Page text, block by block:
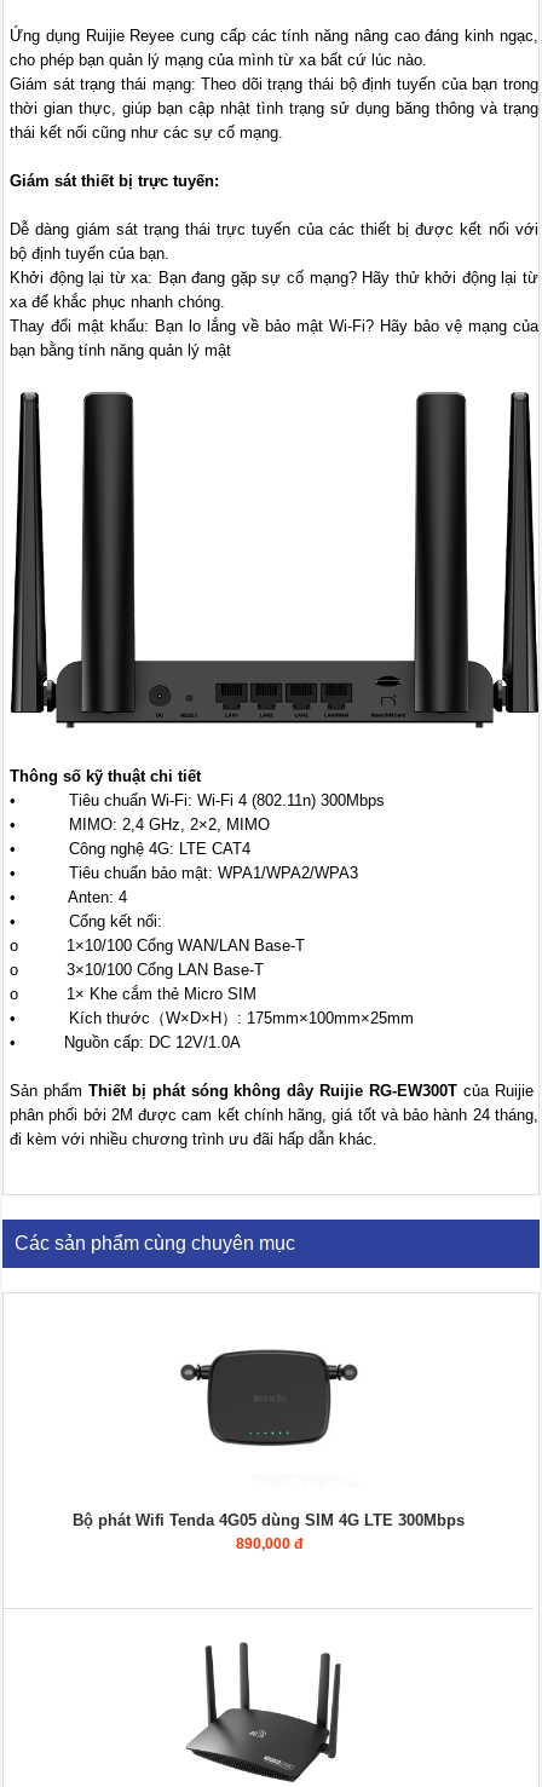
Ứng dụng Ruijie Reyee cung cấp các tính năng nâng cao đáng kinh ngạc,
cho phép bạn quản lý mạng của mình từ xa bất cứ lúc nào.
Giám sát trạng thái mạng: Theo dõi trạng thái bộ định tuyến của bạn trong
thời gian thực, giúp bạn cập nhật tình trạng sử dụng băng thông và trạng
thái kết nối cũng như các sự cố mạng.
Giám sát thiết bị trực tuyến:
Dễ dàng giám sát trạng thái trực tuyến của các thiết bị được kết nối với
bộ định tuyến của bạn.
Khởi động lại từ xa: Bạn đang gặp sự cố mạng? Hãy thử khởi động lại từ
xa để khắc phục nhanh chóng.
Thay đổi mật khẩu: Bạn lo lắng về bảo mật Wi-Fi? Hãy bảo vệ mạng của
bạn bằng tính năng quản lý mật
Thông số kỹ thuật chi tiết
• Tiêu chuẩn Wi-Fi: Wi-Fi 4 (802.11n) 300Mbps
• MIMO: 2,4 GHz, 2×2, MIMO
• Công nghệ 4G: LTE CAT4
• Tiêu chuẩn bảo mật: WPA1/WPA2/WPA3
• Anten: 4
• Cổng kết nối:
o 1×10/100 Cổng WAN/LAN Base-T
o 3×10/100 Cổng LAN Base-T
o 1× Khe cắm thẻ Micro SIM
• Kích thước（W×D×H）: 175mm×100mm×25mm
• Nguồn cấp: DC 12V/1.0A
Sản phẩm Thiết bị phát sóng không dây Ruijie RG-EW300T của Ruijie
phân phối bởi 2M được cam kết chính hãng, giá tốt và bảo hành 24 tháng,
đi kèm với nhiều chương trình ưu đãi hấp dẫn khác.
Các sản phẩm cùng chuyên mục
Bộ phát Wifi Tenda 4G05 dùng SIM 4G LTE 300Mbps
890,000 đ